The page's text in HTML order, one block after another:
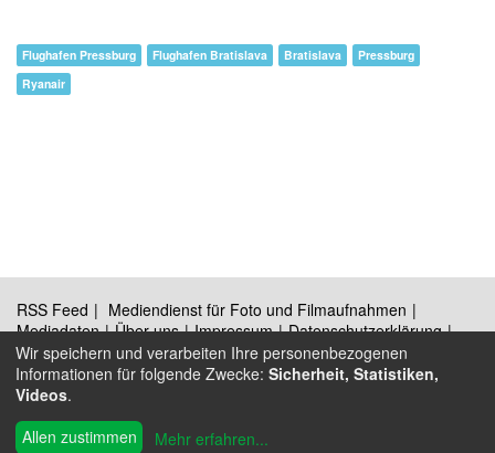
Flughafen Pressburg Flughafen Bratislava Bratislava
Pressburg
Ryanair
RSS Feed
Mediendienst für Foto und Filmaufnahmen
Mediadaten
Über uns Impressum
Datenschutzerklärung
Kontakt
© 2009 - 2026 Austrian Wings
Wir speichern und verarbeiten Ihre personenbezogenen
Informationen für folgende Zwecke: Sicherheit, Statistiken,
Videos.
Allen zustimmen
Mehr erfahren...